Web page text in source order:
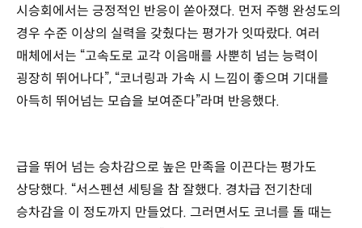
시승회에서는 긍정적인 반응이 쏟아졌다. 먼저 주행 완성도의
경우 수준 이상의 실력을 갖췄다는 평가가 잇따랐다. 여러
매체에서는 “고속도로 교각 이음매를 사뿐히 넘는 능력이
굉장히 뛰어나다”, “코너링과 가속 시 느낌이 좋으며 기대를
아득히 뛰어넘는 모습을 보여준다”라며 반응했다.
급을 뛰어 넘는 승차감으로 높은 만족을 이끈다는 평가도
상당했다. “서스펜션 세팅을 참 잘했다. 경차급 전기찬데
승차감을 이 정도까지 만들었다. 그러면서도 코너를 돌 때는